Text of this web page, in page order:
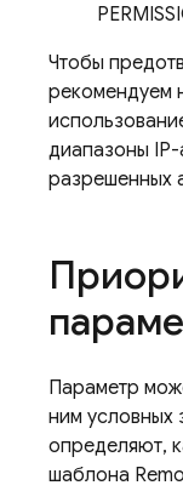
Чтобы
рекомендуем
диапазоны
разрешенных
Параметр
ним условных
определяют,
шаблона